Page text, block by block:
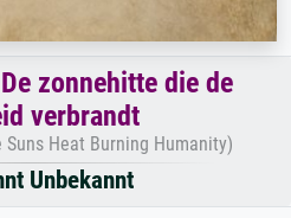
zonnehitte die de
verbrandt
Suns Heat Burning Humanity)
Unbekannt